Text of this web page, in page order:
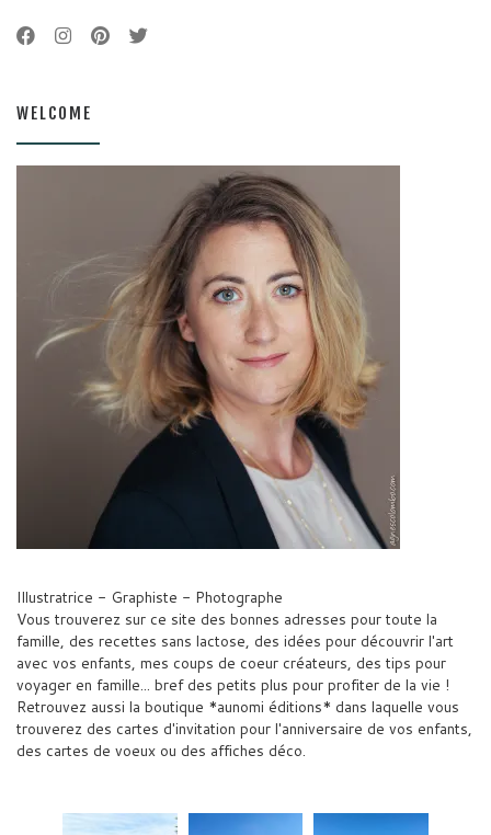
WELCOME
Illustratrice - Graphiste - Photographe
Vous trouverez sur ce site des bonnes adresses pour toute la
famille, des recettes sans lactose, des idées pour découvrir l'art
avec vos enfants, mes coups de coeur créateurs, des tips pour
voyager en famille... bref des petits plus pour profiter de la vie !
Retrouvez aussi la boutique *aunomi éditions* dans laquelle vous
trouverez des cartes d'invitation pour l'anniversaire de vos enfants,
des cartes de voeux ou des affiches déco.